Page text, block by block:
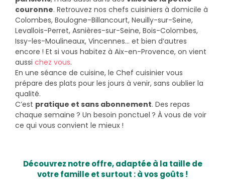
couronne. Retrouvez nos chefs cuisiniers à domicile à
Colombes, Boulogne-Billancourt, Neuilly-sur-Seine,
Levallois-Perret, Asnières-sur-Seine, Bois-Colombes,
Issy-les-Moulineaux, Vincennes… et bien d’autres
encore ! Et si vous habitez à Aix-en-Provence, on vient
aussi chez vous.
En une séance de cuisine, le Chef cuisinier vous
prépare des plats pour les jours à venir, sans oublier la
qualité.
C’est pratique et sans abonnement. Des repas
chaque semaine ? Un besoin ponctuel ? À vous de voir
ce qui vous convient le mieux !
Découvrez notre offre, adaptée à la taille de
votre famille et surtout : à vos goûts !